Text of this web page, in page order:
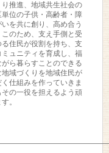
推進、地域共生社会の
位の子供・高齢者・障
を共に創り、高め合う
のため、支え手側と受
住民が役割を持ち、支
ュニティを育成し、福
ら暮らすことのできる
域づくりを地域住民が
仕組みを作っていきま
の一役を担えるよう頑
。